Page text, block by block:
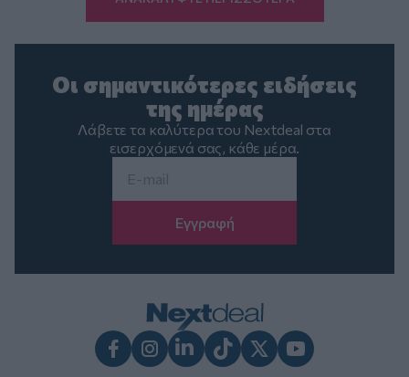
Οι σημαντικότερες ειδήσεις
της ημέρας
Λάβετε τα καλύτερα του Nextdeal στα
εισερχόμενά σας, κάθε μέρα.